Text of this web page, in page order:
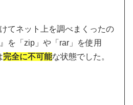
てネット上を調べまくったの
を「zip」や「rar」を使用
完全に不可能な状態でした。